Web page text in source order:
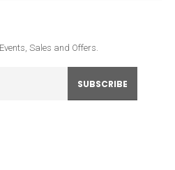
Sales and Offers.